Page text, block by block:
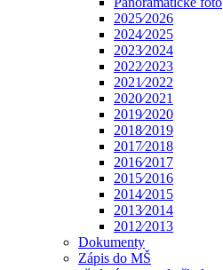
2025⁄2026
2024⁄2025
2023⁄2024
2022⁄2023
2021⁄2022
2020⁄2021
2019⁄2020
2018⁄2019
2017⁄2018
2016⁄2017
2015⁄2016
2014⁄2015
2013⁄2014
2012⁄2013
Dokumenty
Zápis do MŠ